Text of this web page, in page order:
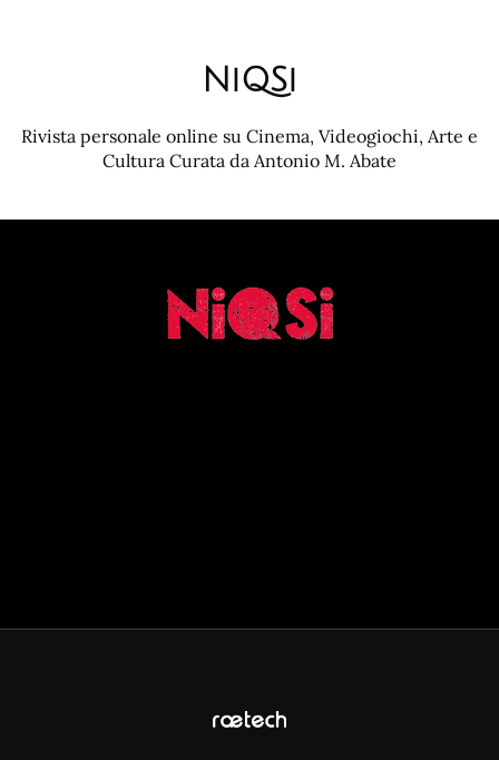
NiQSi
Rivista personale online su Cinema, Videogiochi, Arte e
Cultura Curata da Antonio M. Abate